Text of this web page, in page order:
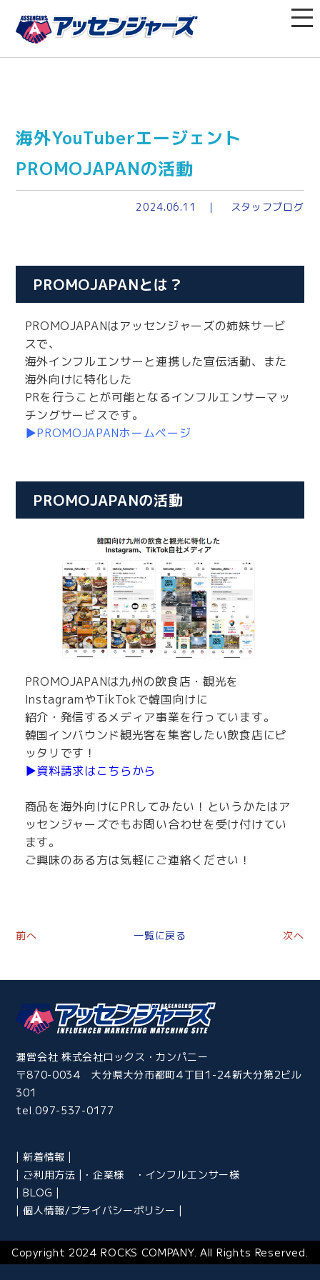
海外YouTuberエージェント
PROMOJAPANの活動
2024.06.11 スタッフブログ
PROMOJAPANとは？
PROMOJAPANはアッセンジャーズの姉妹サービ
スで、
海外インフルエンサーと連携した宣伝活動、また
海外向けに特化した
PRを行うことが可能となるインフルエンサーマッ
チングサービスです。
▶PROMOJAPANホームページ
PROMOJAPANの活動
PROMOJAPANは九州の飲食店・観光を
InstagramやTikTokで韓国向けに
紹介・発信するメディア事業を行っています。
韓国インバウンド観光客を集客したい飲食店にピ
ッタリです！
▶資料請求はこちらから
商品を海外向けにPRしてみたい！というかたはア
ッセンジャーズでもお問い合わせを受け付けてい
ます。
ご興味のある方は気軽にご連絡ください！
前へ 一覧に戻る 次へ
運営会社 株式会社ロックス・カンパニー
〒870-0034 大分県大分市都町4丁目1-24新大分第2ビル
301
tel.097-537-0177
新着情報
ご利用方法
・企業様
・インフルエンサー様
BLOG
個人情報/プライバシーポリシー
Copyright 2024 ROCKS COMPANY. All Rights Reserved.